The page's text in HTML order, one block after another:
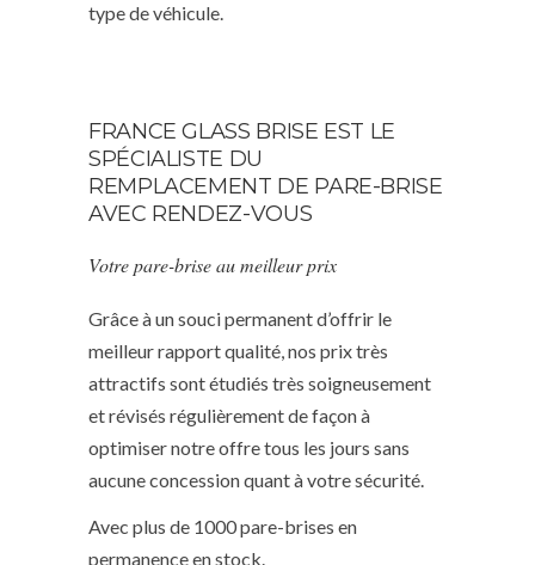
type de véhicule.
FRANCE GLASS BRISE EST LE
SPÉCIALISTE DU
REMPLACEMENT DE PARE-BRISE
AVEC RENDEZ-VOUS
Votre pare-brise au meilleur prix
Grâce à un souci permanent d’offrir le
meilleur rapport qualité, nos prix très
attractifs sont étudiés très soigneusement
et révisés régulièrement de façon à
optimiser notre offre tous les jours sans
aucune concession quant à votre sécurité.
Avec plus de 1000 pare-brises en
permanence en stock.